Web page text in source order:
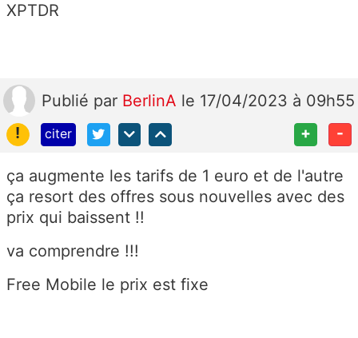
XPTDR
Publié par BerlinA le 17/04/2023 à 09h55
!
citer + -
ça augmente les tarifs de 1 euro et de l'autre
ça resort des offres sous nouvelles avec des
prix qui baissent !!
va comprendre !!!
Free Mobile le prix est fixe